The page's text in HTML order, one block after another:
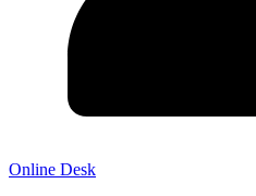
Online Desk